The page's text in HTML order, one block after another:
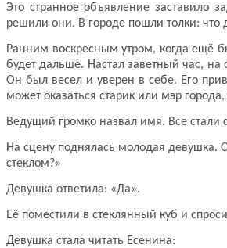
Это странное объявление заставило
решили они. В городе пошли толки: что
Ранним воскресным утром, когда ещё
будет дальше. Настал заветный час,
Он был весел и уверен в себе. Его
может оказаться старик или мэр
Ведущий громко назвал имя. Все стали
На сцену поднялась молодая девушка.
стеклом?»
Девушка ответила: «Да».
Её поместили в стеклянный куб и
Девушка стала читать Есенина: